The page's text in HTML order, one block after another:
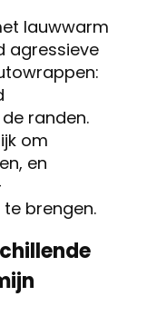
lauwwarm
agressieve
randen.
om
en
brengen.